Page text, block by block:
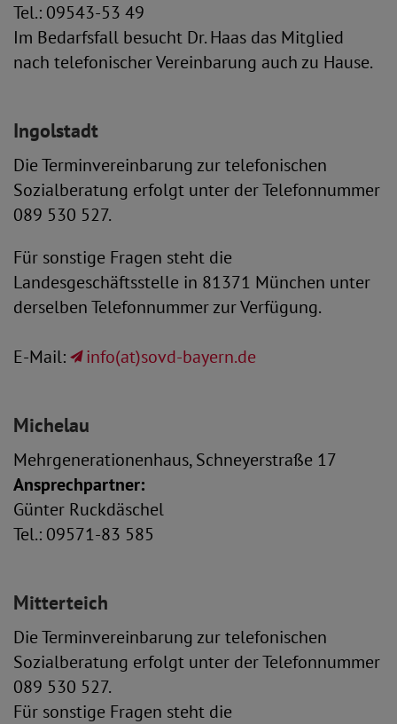
Tel.: 09543-53 49
Im Bedarfsfall besucht Dr. Haas das Mitglied
nach telefonischer Vereinbarung auch zu Hause.
Ingolstadt
Die Terminvereinbarung zur telefonischen
Sozialberatung erfolgt unter der Telefonnummer
089 530 527.
Für sonstige Fragen steht die
Landesgeschäftsstelle in 81371 München unter
derselben Telefonnummer zur Verfügung.
E-Mail: info(at)sovd-bayern.de
Michelau
Mehrgenerationenhaus, Schneyerstraße 17
Ansprechpartner:
Günter Ruckdäschel
Tel.: 09571-83 585
Mitterteich
Die Terminvereinbarung zur telefonischen
Sozialberatung erfolgt unter der Telefonnummer
089 530 527.
Für sonstige Fragen steht die